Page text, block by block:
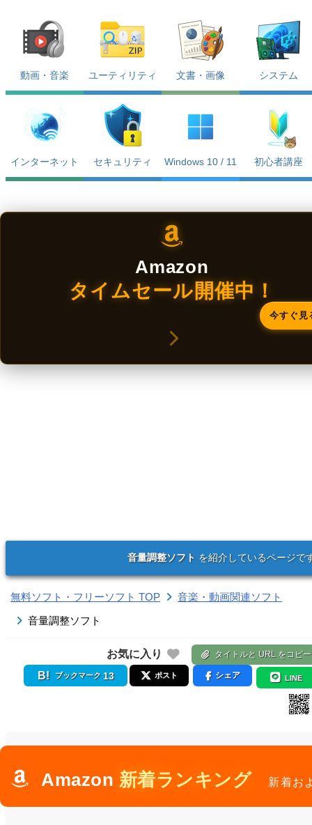
動画・音楽 ユーティリティ 文書・画像 システム
インターネット セキュリティ Windows 10 / 11 初心者講座
Amazon
タイムセール開催中！
今すぐ見
音量調整ソフト を紹介しているページで
無料ソフト・フリーソフト TOP
音楽・動画関連ソフト
音量調整ソフト
お気に入り タイトルと URL をコピー
ブックマーク 13 ポスト シェア LINE
Amazon 新着ランキング 新着お